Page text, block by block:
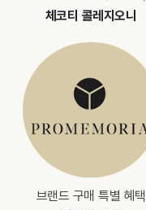
체코티 콜레지오니
브랜드 구매 특별 혜택